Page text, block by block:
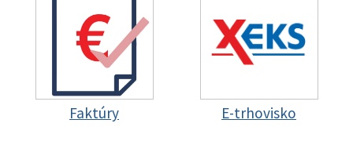
Faktúry E-trhovisko